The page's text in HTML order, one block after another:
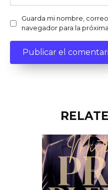
Guarda mi nombre,
navegador para la